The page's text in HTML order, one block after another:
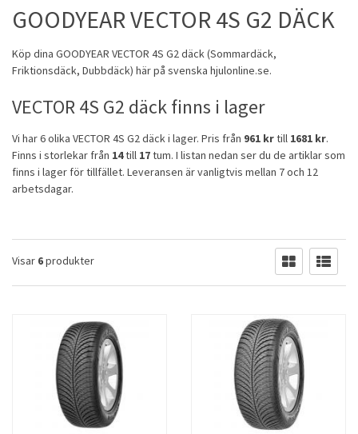
GOODYEAR VECTOR 4S G2 DÄCK
Köp dina GOODYEAR VECTOR 4S G2 däck (Sommardäck,
Friktionsdäck, Dubbdäck) här på svenska hjulonline.se.
VECTOR 4S G2 däck finns i lager
Vi har 6 olika VECTOR 4S G2 däck i lager. Pris från 961 krtill 1681 kr.
Finns i storlekar från 14till 17tum. I listan nedan ser du de artiklar som
finns i lager för tillfället. Leveransen är vanligtvis mellan 7 och 12
arbetsdagar.
Visar 6produkter